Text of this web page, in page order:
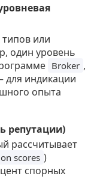
или
один уровень
Broker ,
для индикации
опыта
репутации)
рассчитывает
scores )
спорных